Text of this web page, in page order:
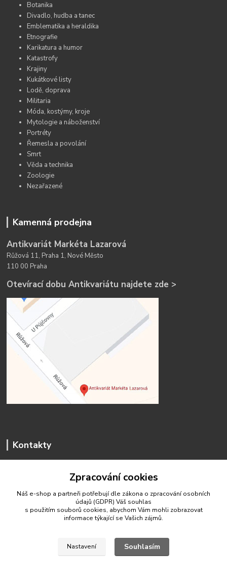
Botanika
Divadlo, hudba a tanec
Emblematika a heraldika
Etnografie
Karikatura a humor
Katastrofy
Krajiny
Kukátkové listy
Lodě, doprava
Militaria
Móda, kostýmy, kroje
Mytologie a náboženství
Portréty
Řemesla a povolání
Smrt
Věda a technika
Zoologie
Nezařazené
Kamenná prodejna
Antikvariát Markéta Lazarová
Růžová 11, Praha 1, Nové Město
110 00 Praha
Otevírací dobu Antikvariátu najdete zde >
Kontakty
antikvariat.marketa.lazarova@gmail.com
Zpracování cookies
Náš e-shop a partneři potřebují dle zákona o zpracování osobních
údajů (GDPR) Váš souhlas
s použitím souborů cookies, abychom Vám mohli zobrazovat
informace týkající se Vašich zájmů.
Nastavení Souhlasím